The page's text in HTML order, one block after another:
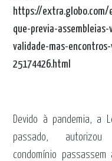
https://
que-previa-
validade-mas-
25174426.html
Devido à pandemia, a
passado,
condomínio